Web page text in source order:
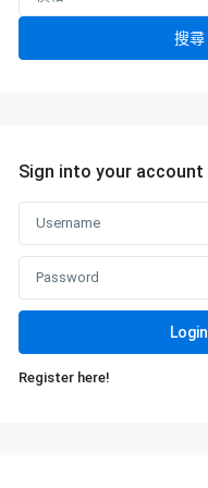
搜尋
Sign into your account
Login
Register here!